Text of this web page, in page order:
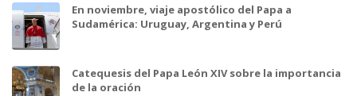
En noviembre, viaje apostólico del Papa a
Sudamérica: Uruguay, Argentina y Perú
Catequesis del Papa León XIV sobre la importancia
de la oración